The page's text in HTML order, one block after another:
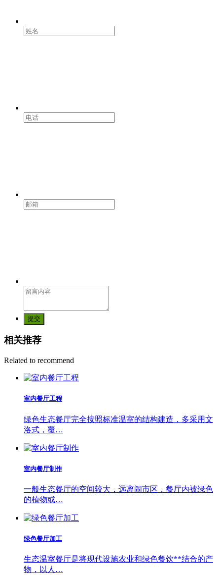
提交
相关推荐
Related to recommend
室内餐厅工程
绿色生态餐厅完全按照标准温室的结构建造，多采用文
洛式，覆…
室内餐厅制作
一般生态餐厅的空间较大，远离闹市区，餐厅内被绿色
的植物或…
绿色餐厅加工
生态温室餐厅是将现代设施农业和绿色餐饮**结合的产
物，以人…